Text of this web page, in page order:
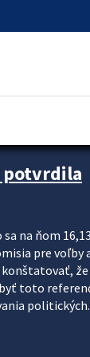
potvrdila
na ňom 16,13
pre voľby
že
toto